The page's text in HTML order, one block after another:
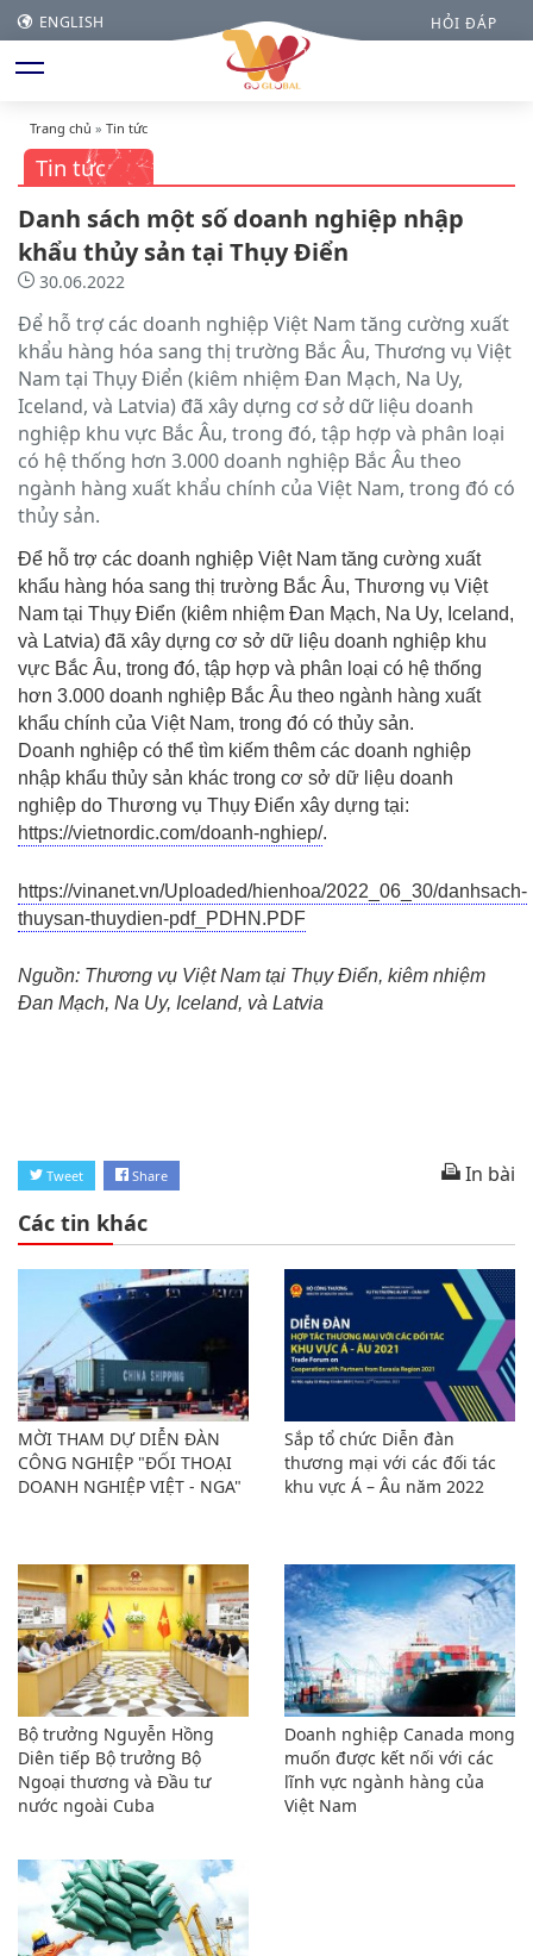
ENGLISH HỎI ĐÁP
Trang chủ » Tin tức
Tin tức
Danh sách một số doanh nghiệp nhập
khẩu thủy sản tại Thụy Điển
30.06.2022
Để hỗ trợ các doanh nghiệp Việt Nam tăng cường xuất
khẩu hàng hóa sang thị trường Bắc Âu, Thương vụ Việt
Nam tại Thụy Điển (kiêm nhiệm Đan Mạch, Na Uy,
Iceland, và Latvia) đã xây dựng cơ sở dữ liệu doanh
nghiệp khu vực Bắc Âu, trong đó, tập hợp và phân loại
có hệ thống hơn 3.000 doanh nghiệp Bắc Âu theo
ngành hàng xuất khẩu chính của Việt Nam, trong đó có
thủy sản.
Để hỗ trợ các doanh nghiệp Việt Nam tăng cường xuất
khẩu hàng hóa sang thị trường Bắc Âu, Thương vụ Việt
Nam tại Thụy Điển (kiêm nhiệm Đan Mạch, Na Uy, Iceland,
và Latvia) đã xây dựng cơ sở dữ liệu doanh nghiệp khu
vực Bắc Âu, trong đó, tập hợp và phân loại có hệ thống
hơn 3.000 doanh nghiệp Bắc Âu theo ngành hàng xuất
khẩu chính của Việt Nam, trong đó có thủy sản.
Doanh nghiệp có thể tìm kiếm thêm các doanh nghiệp
nhập khẩu thủy sản khác trong cơ sở dữ liệu doanh
nghiệp do Thương vụ Thụy Điển xây dựng tại:
https://vietnordic.com/doanh-nghiep/.
https://vinanet.vn/Uploaded/hienhoa/2022_06_30/danhsach-
thuysan-thuydien-pdf_PDHN.PDF
Nguồn: Thương vụ Việt Nam tại Thụy Điển, kiêm nhiệm
Đan Mạch, Na Uy, Iceland, và Latvia
In bài
Tweet Share
Các tin khác
MỜI THAM DỰ DIỄN ĐÀN
CÔNG NGHIỆP "ĐỐI THOẠI
DOANH NGHIỆP VIỆT - NGA"
Sắp tổ chức Diễn đàn
thương mại với các đối tác
khu vực Á – Âu năm 2022
Bộ trưởng Nguyễn Hồng
Diên tiếp Bộ trưởng Bộ
Ngoại thương và Đầu tư
nước ngoài Cuba
Doanh nghiệp Canada mong
muốn được kết nối với các
lĩnh vực ngành hàng của
Việt Nam